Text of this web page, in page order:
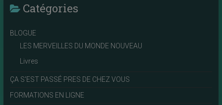
Catégories
BLOGUE
LES MERVEILLES DU MONDE NOUVEAU
Livres
ÇA S'EST PASSÉ PRES DE CHEZ VOUS
FORMATIONS EN LIGNE